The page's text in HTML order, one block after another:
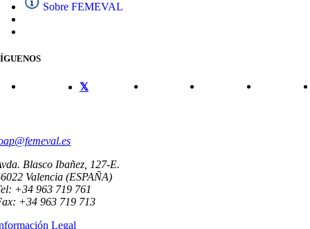
Sobre FEMEVAL
Blasco Ibañez, 127-E.
Valencia (ESPAÑA)
+34 963 719 761
+34 963 719 713
Legal